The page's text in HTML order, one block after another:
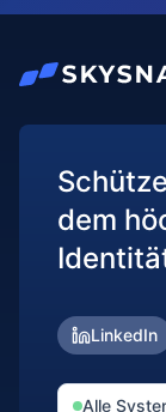
dem
LinkedIn
Alle